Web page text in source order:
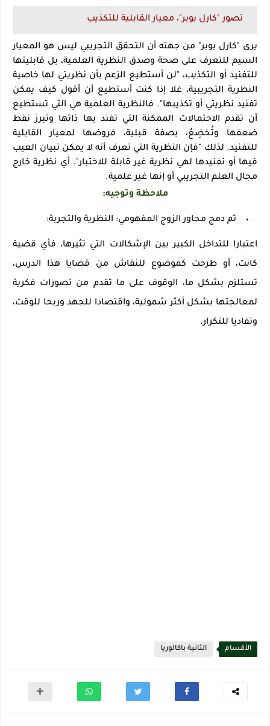
تصور "كارل بوبر"، معيار القابلية للتكذيب
يرى "كارل بوبر" من جهته أن التحقق التجريبي ليس هو المعيار
السيم للتعرف على صحة وصدق النظرية العلمية، بل قابليتها
للتفنيد أو التكذيب، "لن أستطيع الزعم بأن نظريتي لها خاصية
النظرية التجريبية، غلا إذا كنت أستطيع أن أقول كيف يمكن
تفنيد نظريتي أو تكذيبها". فالنظرية العلمية هي التي تستطيع
أن تقدم الاحتمالات الممكنة التي تفند بها ذاتها وتبرز نقط
ضعفها وتُخضِعُ، بصفة قبلية، فروضها لمعيار القابلية
للتفنيد. لذلك "فإن النظرية التي تعرف أنه لا يمكن تبيان العيب
فيها أو تفنيدها لهي نظرية غير قابلة للاختبار". أي نظرية خارج
مجال العلم التجريبي أو إنها غير علمية.
ملاحظة وتوجيه:
تم دمج محاور الزوج المفهومي: النظرية والتجربة:
اعتبارا للتداخل الكبير بين الإشكالات التي تثيرها، فأي قضية
كانت، أو طرحت كموضوع للنقاش من قضايا هذا الدرس،
تستلزم بشكل ما، الوقوف على ما تقدم من تصورات فكرية
لمعالجتها بشكل أكثر شمولية، واقتصادا للجهد وربحا للوقت،
وتفاديا للتكرار.
الأقسام الثانية باكالوريا